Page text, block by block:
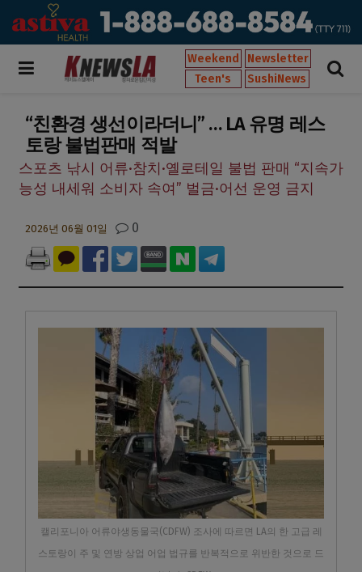
Weekend
Newsletter
Teen's
SushiNews
“친환경 생선이라더니” … LA 유명 레스
토랑 불법판매 적발
스포츠 낚시 어류·참치·옐로테일 불법 판매 “지속가
능성 내세워 소비자 속여” 벌금·어선 운영 금지
2026년 06월 01일 0
캘리포니아 어류야생동물국(CDFW) 조사에 따르면 LA의 한 고급 레
스토랑이 주 및 연방 상업 어업 법규를 반복적으로 위반한 것으로 드